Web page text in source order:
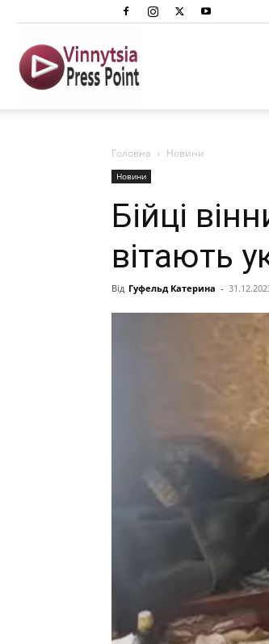
Преспоінт
Головна Новини
Новини
Бійці
вітають
Від Гуфельд Катерина -